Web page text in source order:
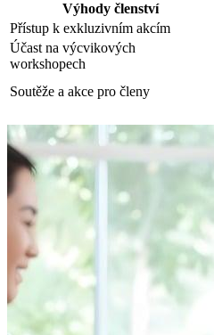
Výhody členství
Přístup k exkluzivním ⁤akcím
Účast na výcvikových
workshopech
Soutěže ​a akce pro ⁤členy